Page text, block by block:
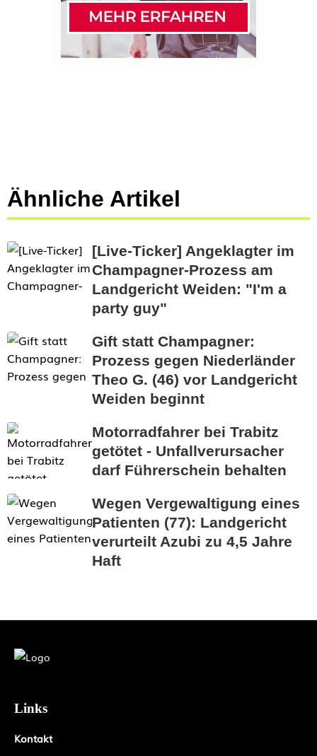
Ähnliche Artikel
[Live-Ticker] Angeklagter im
Champagner-Prozess am
Landgericht Weiden: "I'm a
party guy"
Gift statt Champagner:
Prozess gegen Niederländer
Theo G. (46) vor Landgericht
Weiden beginnt
Motorradfahrer bei Trabitz
getötet - Unfallverursacher
darf Führerschein behalten
Wegen Vergewaltigung eines
Patienten (77): Landgericht
verurteilt Azubi zu 4,5 Jahre
Haft
Links
Kontakt